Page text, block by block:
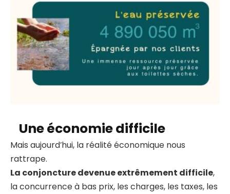
Une économie difficile
Mais aujourd’hui, la réalité économique nous
rattrape.
La conjoncture devenue extrêmement difficile,
la concurrence à bas prix, les charges, les taxes, les